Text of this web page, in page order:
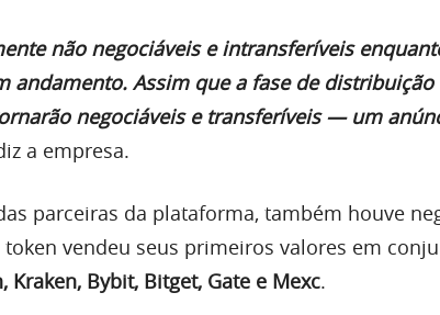
não negociáveis e intransferíveis
andamento. Assim que a fase de distribuição
negociáveis e transferíveis — um
a empresa.
parceiras da plataforma, também houve
vendeu seus primeiros valores em
Kraken, Bybit, Bitget, Gate e Mexc.